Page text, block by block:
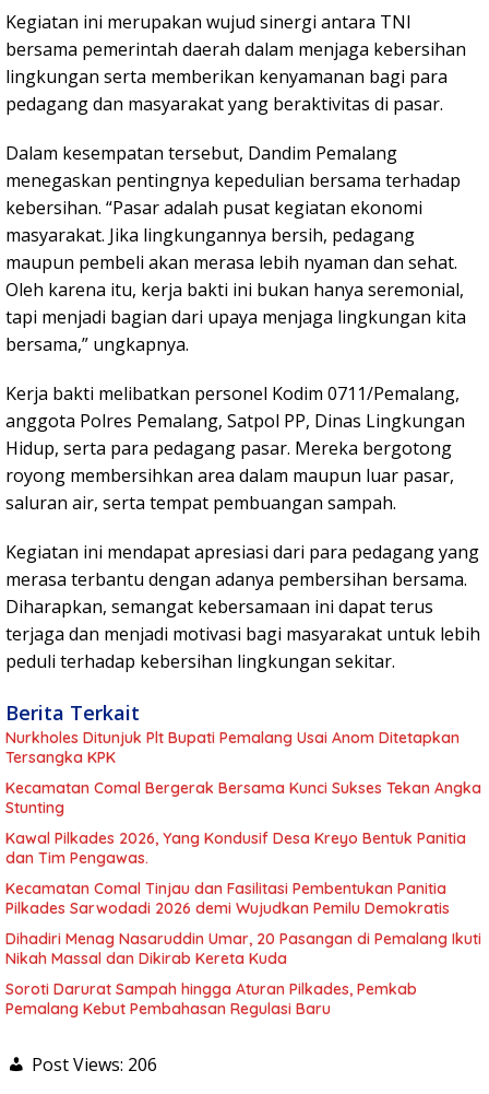
Kegiatan ini merupakan wujud sinergi antara TNI
bersama pemerintah daerah dalam menjaga kebersihan
lingkungan serta memberikan kenyamanan bagi para
pedagang dan masyarakat yang beraktivitas di pasar.
Dalam kesempatan tersebut, Dandim Pemalang
menegaskan pentingnya kepedulian bersama terhadap
kebersihan. “Pasar adalah pusat kegiatan ekonomi
masyarakat. Jika lingkungannya bersih, pedagang
maupun pembeli akan merasa lebih nyaman dan sehat.
Oleh karena itu, kerja bakti ini bukan hanya seremonial,
tapi menjadi bagian dari upaya menjaga lingkungan kita
bersama,” ungkapnya.
Kerja bakti melibatkan personel Kodim 0711/Pemalang,
anggota Polres Pemalang, Satpol PP, Dinas Lingkungan
Hidup, serta para pedagang pasar. Mereka bergotong
royong membersihkan area dalam maupun luar pasar,
saluran air, serta tempat pembuangan sampah.
Kegiatan ini mendapat apresiasi dari para pedagang yang
merasa terbantu dengan adanya pembersihan bersama.
Diharapkan, semangat kebersamaan ini dapat terus
terjaga dan menjadi motivasi bagi masyarakat untuk lebih
peduli terhadap kebersihan lingkungan sekitar.
Berita Terkait
Nurkholes Ditunjuk Plt Bupati Pemalang Usai Anom Ditetapkan
Tersangka KPK
Kecamatan Comal Bergerak Bersama Kunci Sukses Tekan Angka
Stunting
Kawal Pilkades 2026, Yang Kondusif Desa Kreyo Bentuk Panitia
dan Tim Pengawas.
Kecamatan Comal Tinjau dan Fasilitasi Pembentukan Panitia
Pilkades Sarwodadi 2026 demi Wujudkan Pemilu Demokratis
Dihadiri Menag Nasaruddin Umar, 20 Pasangan di Pemalang Ikuti
Nikah Massal dan Dikirab Kereta Kuda
Soroti Darurat Sampah hingga Aturan Pilkades, Pemkab
Pemalang Kebut Pembahasan Regulasi Baru
Post Views: 206